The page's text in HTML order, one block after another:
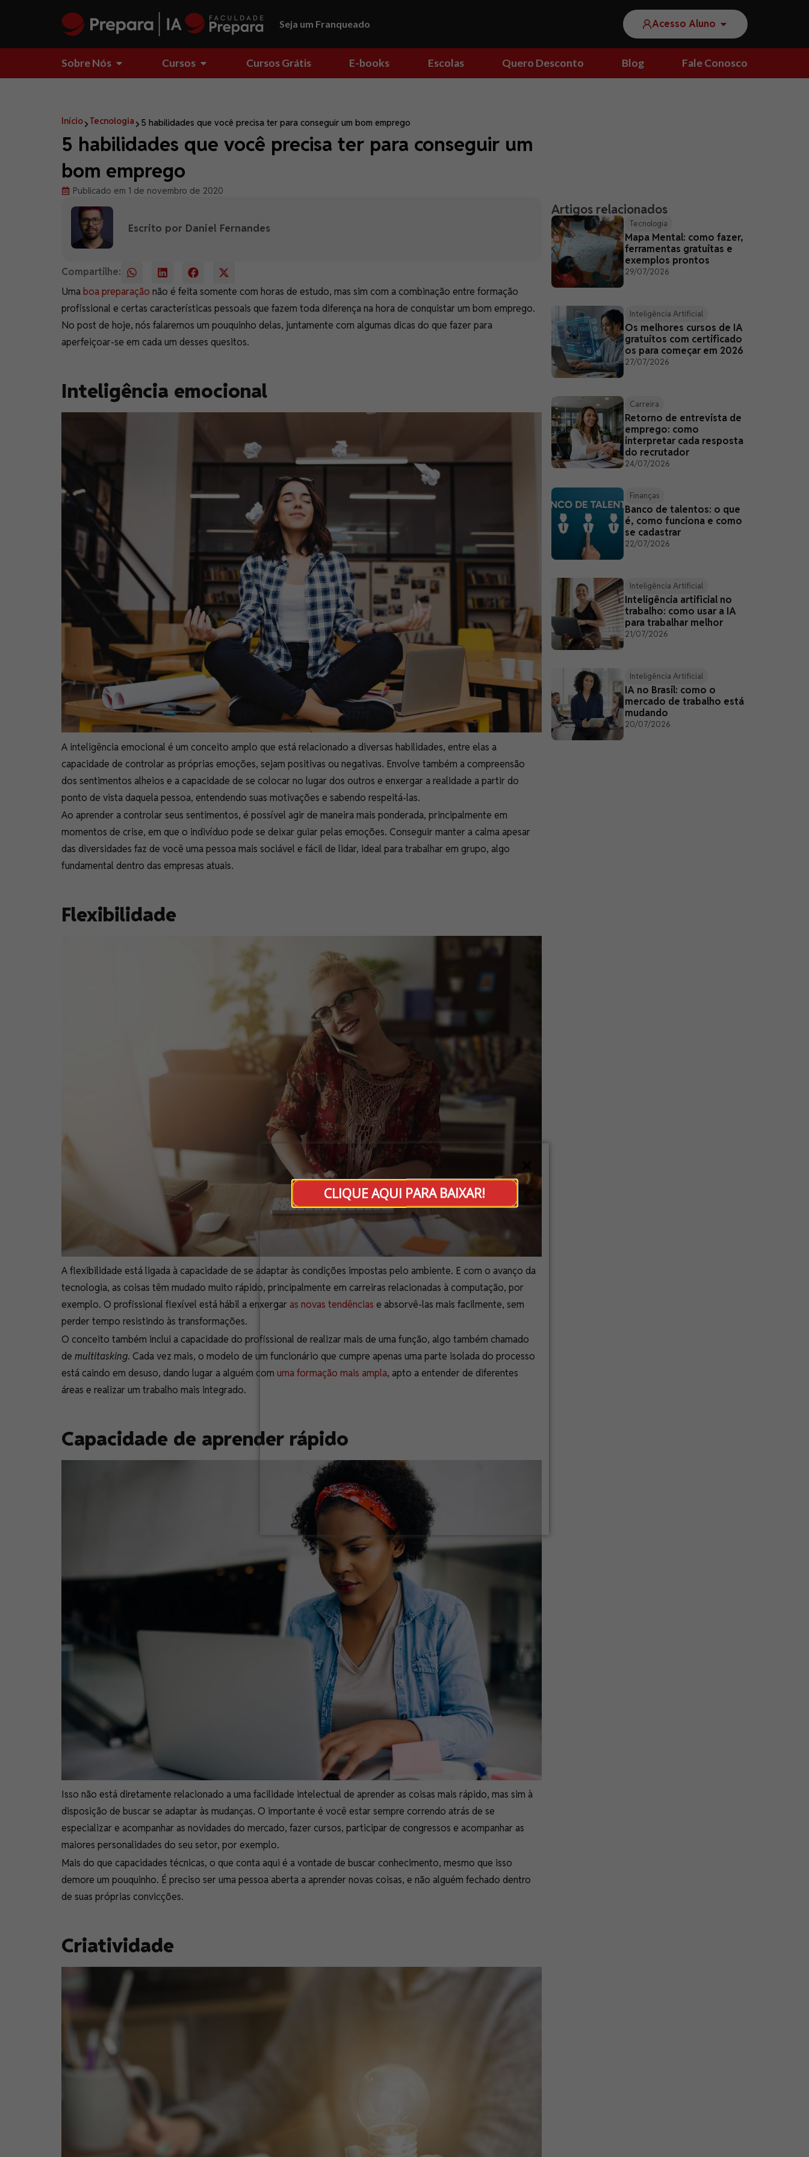
CLIQUE AQUI PARA BAIXAR!
Seja um Franqueado Acesso Aluno
Sobre Nós Cursos Cursos Grátis E-books Escolas Quero Desconto Blog Fale Conosco
Início Tecnologia 5 habilidades que você precisa ter para conseguir um bom emprego
5 habilidades que você precisa ter para conseguir um
bom emprego
Publicado em 1 de novembro de 2020
Escrito por Daniel Fernandes
Compartilhe:
Uma boa preparação não é feita somente com horas de estudo, mas sim com a combinação entre formação
profissional e certas características pessoais que fazem toda diferença na hora de conquistar um bom emprego.
No post de hoje, nós falaremos um pouquinho delas, juntamente com algumas dicas do que fazer para
aperfeiçoar-se em cada um desses quesitos.
Inteligência emocional
A inteligência emocional é um conceito amplo que está relacionado a diversas habilidades, entre elas a
capacidade de controlar as próprias emoções, sejam positivas ou negativas. Envolve também a compreensão
dos sentimentos alheios e a capacidade de se colocar no lugar dos outros e enxergar a realidade a partir do
ponto de vista daquela pessoa, entendendo suas motivações e sabendo respeitá-las.
Ao aprender a controlar seus sentimentos, é possível agir de maneira mais ponderada, principalmente em
momentos de crise, em que o indivíduo pode se deixar guiar pelas emoções. Conseguir manter a calma apesar
das diversidades faz de você uma pessoa mais sociável e fácil de lidar, ideal para trabalhar em grupo, algo
fundamental dentro das empresas atuais.
Flexibilidade
A flexibilidade está ligada à capacidade de se adaptar às condições impostas pelo ambiente. E com o avanço da
tecnologia, as coisas têm mudado muito rápido, principalmente em carreiras relacionadas à computação, por
exemplo. O profissional flexível está hábil a enxergaras novas tendências e absorvê-las mais facilmente, sem
perder tempo resistindo às transformações.
O conceito também inclui a capacidade do profissional de realizar mais de uma função, algo também chamado
de multitasking. Cada vez mais, o modelo de um funcionário que cumpre apenas uma parte isolada do processo
está caindo em desuso, dando lugar a alguém com uma formação mais ampla, apto a entender de diferentes
áreas e realizar um trabalho mais integrado.
Capacidade de aprender rápido
Isso não está diretamente relacionado a uma facilidade intelectual de aprender as coisas mais rápido, mas sim à
disposição de buscar se adaptar às mudanças. O importante é você estar sempre correndo atrás de se
especializar e acompanhar as novidades do mercado, fazer cursos, participar de congressos e acompanhar as
maiores personalidades do seu setor, por exemplo.
Mais do que capacidades técnicas, o que conta aqui é a vontade de buscar conhecimento, mesmo que isso
demore um pouquinho. É preciso ser uma pessoa aberta a aprender novas coisas, e não alguém fechado dentro
de suas próprias convicções.
Criatividade
Artigos relacionados
Tecnologia
Mapa Mental: como fazer,
ferramentas gratuitas e
exemplos prontos
29/07/2026
Inteligência Artificial
Os melhores cursos de IA
gratuitos com certificado
os para começar em 2026
27/07/2026
Carreira
Retorno de entrevista de
emprego: como
interpretar cada resposta
do recrutador
24/07/2026
Finanças
Banco de talentos: o que
é, como funciona e como
se cadastrar
22/07/2026
Inteligência Artificial
Inteligência artificial no
trabalho: como usar a IA
para trabalhar melhor
21/07/2026
Inteligência Artificial
IA no Brasil: como o
mercado de trabalho está
mudando
20/07/2026